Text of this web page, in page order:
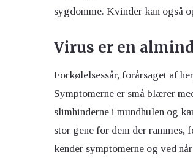
sygdomme. Kvinder kan også
Virus er en
Forkølelsessår, forårsaget af
Symptomerne er små blærer
slimhinderne i mundhulen og
stor gene for dem der rammes,
kender symptomerne og ved